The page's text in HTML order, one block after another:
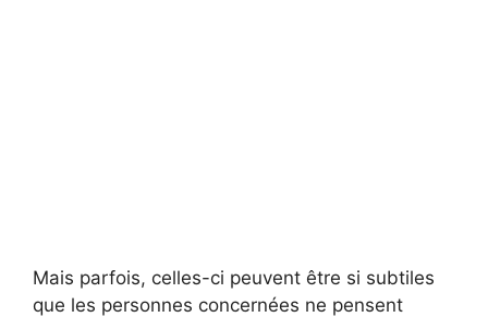
Mais parfois, celles-ci peuvent être si subtiles
que les personnes concernées ne pensent